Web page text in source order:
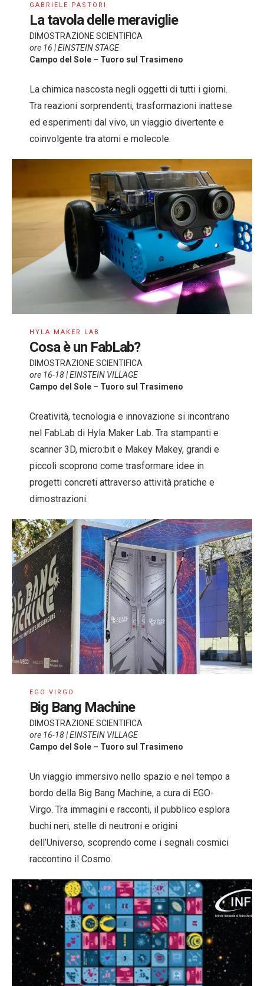
GABRIELE PASTORI
La tavola delle meraviglie
DIMOSTRAZIONE SCIENTIFICA
ore 16 | EINSTEIN STAGE
Campo del Sole – Tuoro sul Trasimeno
La chimica nascosta negli oggetti di tutti i giorni.
Tra reazioni sorprendenti, trasformazioni inattese
ed esperimenti dal vivo, un viaggio divertente e
coinvolgente tra atomi e molecole.
HYLA MAKER LAB
Cosa è un FabLab?
DIMOSTRAZIONE SCIENTIFICA
ore 16-18 | EINSTEIN VILLAGE
Campo del Sole – Tuoro sul Trasimeno
Creatività, tecnologia e innovazione si incontrano
nel FabLab di Hyla Maker Lab. Tra stampanti e
scanner 3D, micro:bit e Makey Makey, grandi e
piccoli scoprono come trasformare idee in
progetti concreti attraverso attività pratiche e
dimostrazioni.
EGO VIRGO
Big Bang Machine
DIMOSTRAZIONE SCIENTIFICA
ore 16-18 | EINSTEIN VILLAGE
Campo del Sole – Tuoro sul Trasimeno
Un viaggio immersivo nello spazio e nel tempo a
bordo della Big Bang Machine, a cura di EGO-
Virgo. Tra immagini e racconti, il pubblico esplora
buchi neri, stelle di neutroni e origini
dell’Universo, scoprendo come i segnali cosmici
raccontino il Cosmo.